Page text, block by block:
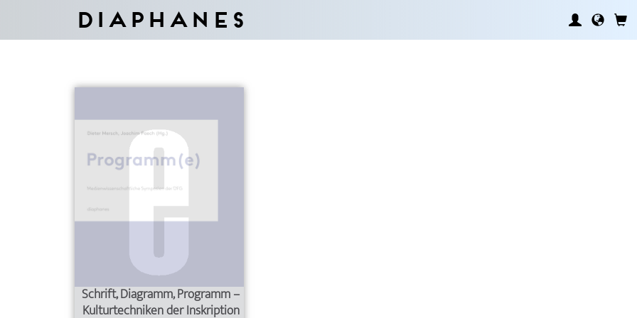
Diaphanes
Schrift, Diagramm, Programm –
Kulturtechniken der Inskription